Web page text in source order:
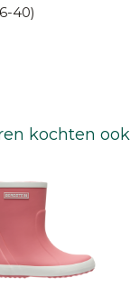
40)
kochten ook